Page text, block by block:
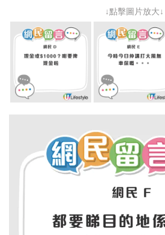
↓點擊圖片放大↓